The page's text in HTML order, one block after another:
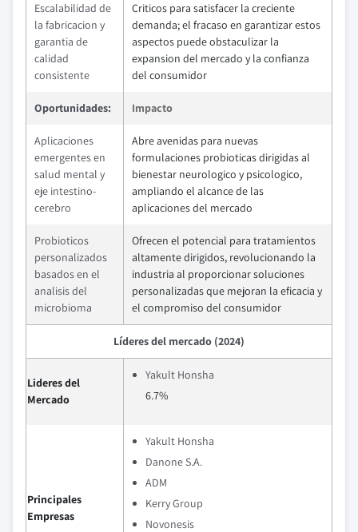
Escalabilidad de
la fabricacion y
garantia de
calidad
consistente
Criticos para satisfacer la creciente
demanda; el fracaso en garantizar estos
aspectos puede obstaculizar la
expansion del mercado y la confianza
del consumidor
Oportunidades: Impacto
Aplicaciones
emergentes en
salud mental y
eje intestino-
cerebro
Abre avenidas para nuevas
formulaciones probioticas dirigidas al
bienestar neurologico y psicologico,
ampliando el alcance de las
aplicaciones del mercado
Probioticos
personalizados
basados en el
analisis del
microbioma
Ofrecen el potencial para tratamientos
altamente dirigidos, revolucionando la
industria al proporcionar soluciones
personalizadas que mejoran la eficacia y
el compromiso del consumidor
Líderes del mercado (2024)
Lideres del
Mercado
Yakult Honsha
6.7%
Principales
Empresas
Yakult Honsha
Danone S.A.
ADM
Kerry Group
Novonesis